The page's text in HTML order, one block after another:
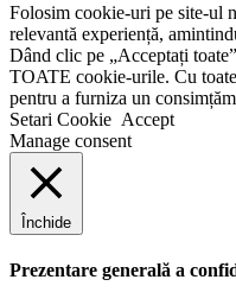
Folosim cookie-uri pe site-ul
relevantă experiență,
Dând clic pe „Acceptați
TOATE cookie-urile. Cu toate
pentru a furniza un
Setari Cookie Accept
Manage consent
Închide
Prezentare generală a